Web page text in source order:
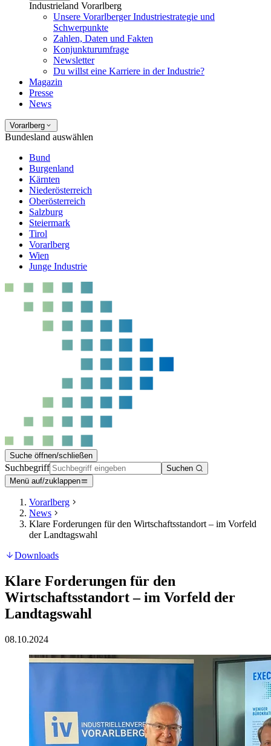
Industrieland Vorarlberg
Unsere Vorarlberger Industriestrategie und
Schwerpunkte
Zahlen, Daten und Fakten
Konjunkturumfrage
Newsletter
Du willst eine Karriere in der Industrie?
Magazin
Presse
News
Vorarlberg
Bundesland auswählen
Bund
Burgenland
Kärnten
Niederösterreich
Oberösterreich
Salzburg
Steiermark
Tirol
Vorarlberg
Wien
Junge Industrie
Suche öffnen/schließen
Suchbegriff
Suchen
Menü auf/zuklappen
Vorarlberg
News
Klare Forderungen für den Wirtschaftsstandort – im Vorfeld
der Landtagswahl
Downloads
Klare Forderungen für den
Wirtschaftsstandort – im Vorfeld der
Landtagswahl
08.10.2024